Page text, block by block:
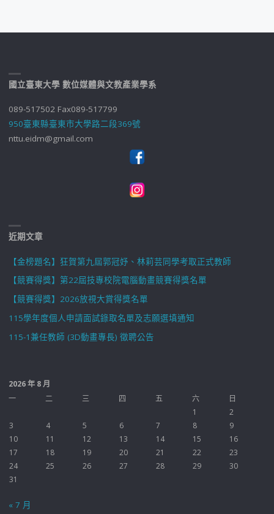
國立臺東大學 數位媒體與文教產業學系
089-517502 Fax089-517799
950臺東縣臺東市大學路二段369號
nttu.eidm@gmail.com
近期文章
【金榜題名】狂賀第九屆郭冠妤、林莉芸同學考取正式教師
【競賽得獎】第22屆技專校院電腦動畫競賽得獎名單
【競賽得獎】2026放視大賞得獎名單
115學年度個人申請面試錄取名單及志願選填通知
115-1兼任教師 (3D動畫專長) 徵聘公告
2026 年 8 月
一
二 三 四 五 六
日
1
2
3
4 5 6 7 8
9
10
11 12 13 14 15
16
17
18 19 20 21 22
23
24
25 26 27 28 29
30
31
« 7 月